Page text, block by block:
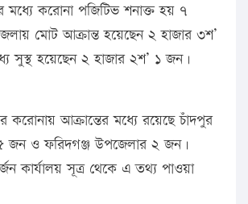
মধ্যে করোনা পজিটিভ শনাক্ত হয় ৭
মোট আক্রান্ত হয়েছেন ২ হাজার ৩শ’
সুস্থ হয়েছেন ২ হাজার ২শ’ ১ জন।
আক্রান্তের মধ্যে রয়েছে চাঁদপুর
জন ও ফরিদগঞ্জ উপজেলার ২ জন।
কার্যালয় সূত্র থেকে এ তথ্য পাওয়া